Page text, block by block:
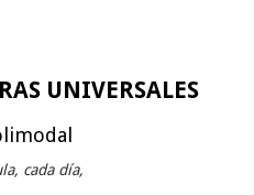
UNIVERSALES
cada día,